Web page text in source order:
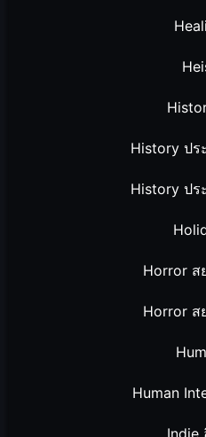
History ปร
History ปร
Horror ส
Horror ส
Human
Indie